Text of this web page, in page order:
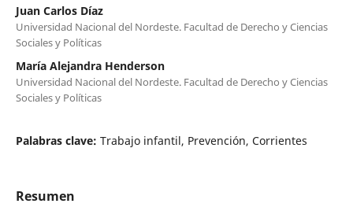
Juan Carlos Díaz
Universidad Nacional del Nordeste. Facultad de Derecho y Ciencias
Sociales y Políticas
María Alejandra Henderson
Universidad Nacional del Nordeste. Facultad de Derecho y Ciencias
Sociales y Políticas
Palabras clave: Trabajo infantil, Prevención, Corrientes
Resumen